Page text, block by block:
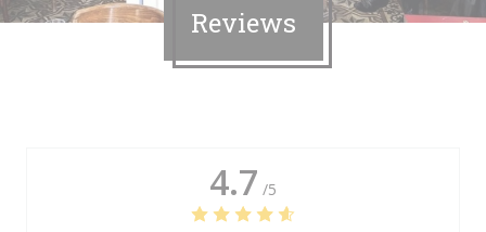
Reviews
4.7 /5